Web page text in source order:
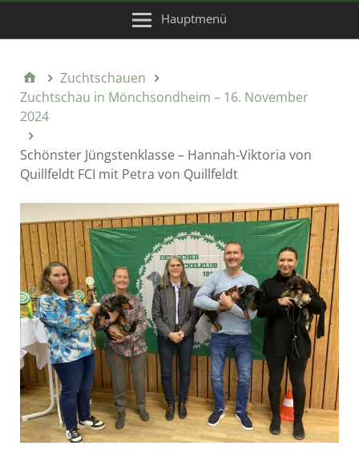
Hauptmenü
Zuchtschauen
Zuchtschau in Mönchsondheim – 16. November
2024
Schönster Jüngstenklasse – Hannah-Viktoria von
Quillfeldt FCI mit Petra von Quillfeldt